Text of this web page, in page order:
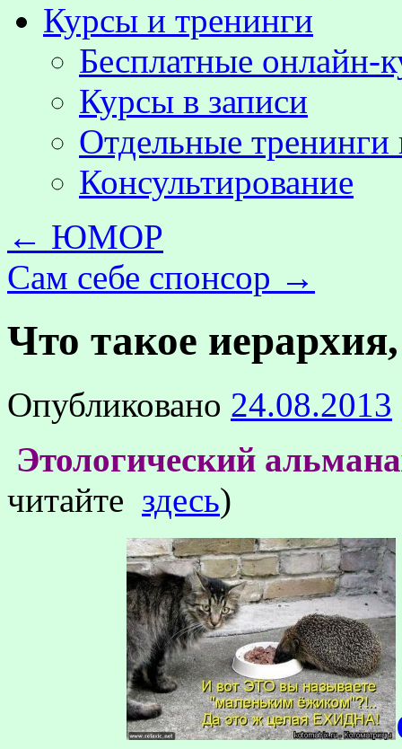
Курсы и тренинги
Бесплатные онлайн-
Курсы в записи
Отдельные тренинги
Консультирование
← ЮМОР
Сам себе спонсор →
Что такое
Опубликовано 24.08.2013
Этологический
читайте здесь)